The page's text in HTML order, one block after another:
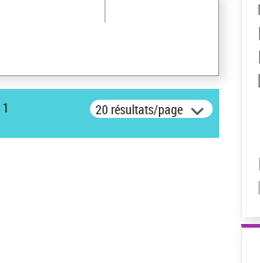
20 résultats/page